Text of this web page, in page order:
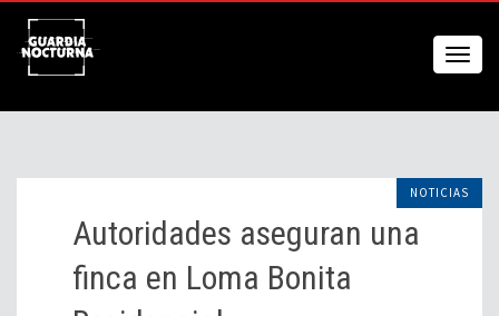
NOTICIAS
Autoridades aseguran una
finca en Loma Bonita